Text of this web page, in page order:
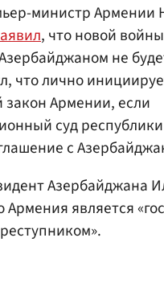
министр Армении
, что новой
не
что лично
закон Армении, если
суд
с
Азербайджана
Армения является